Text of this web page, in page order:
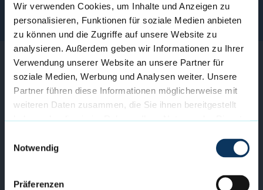
Wir verwenden Cookies, um Inhalte und Anzeigen zu
personalisieren, Funktionen für soziale Medien anbieten
zu können und die Zugriffe auf unsere Website zu
analysieren. Außerdem geben wir Informationen zu Ihrer
Verwendung unserer Website an unsere Partner für
soziale Medien, Werbung und Analysen weiter. Unsere
Partner führen diese Informationen möglicherweise mit
weiteren Daten zusammen, die Sie ihnen bereitgestellt
Notwendig
Präferenzen
BEZAHLEN PER
SCHREIB UNS...